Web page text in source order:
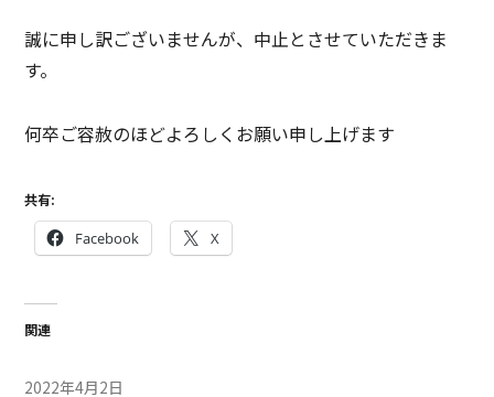
誠に申し訳ございませんが、中止とさせていただきま
す。
何卒ご容赦のほどよろしくお願い申し上げます
共有:
Facebook X
関連
2022年4月2日